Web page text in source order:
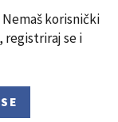
korisnički
registriraj se i